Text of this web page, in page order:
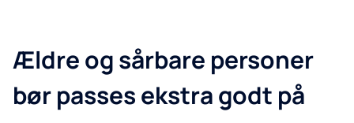
Ældre og sårbare personer
bør passes ekstra godt på